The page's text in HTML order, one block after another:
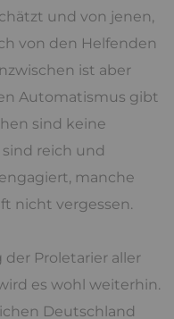
und von jenen,
von den Helfenden
ist aber
Automatismus gibt
sind keine
reich und
manche
nicht vergessen.
Proletarier aller
es wohl weiterhin.
Deutschland